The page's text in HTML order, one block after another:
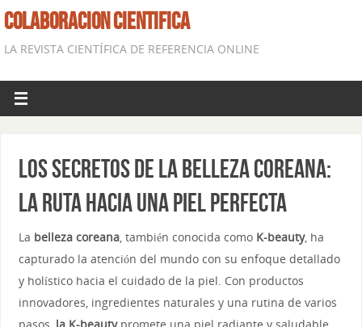
COLABORACION CIENTIFICA
LA REVISTA CIENTÍFICA DE REFERENCIA ONLINE
Los Secretos de la Belleza Coreana:
La Ruta hacia una Piel Perfecta
La belleza coreana, también conocida como K-beauty, ha
capturado la atención del mundo con su enfoque detallado
y holístico hacia el cuidado de la piel. Con productos
innovadores, ingredientes naturales y una rutina de varios
pasos, la K-beautypromete una piel radiante y saludable.